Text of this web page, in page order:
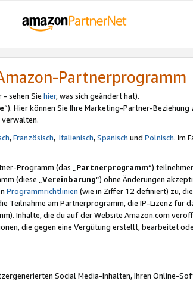
Partnerprogramm
sehen Sie hier, was sich geändert hat).
“). Hier können Sie Ihre Marketing-Partner-Beziehung
verwalten.
,Französisch, Italienisch,Spanisch und Polnisch. Im
Programm (das „Partnerprogramm“)
(diese „Vereinbarung“) ohne Änderungen
Programmrichtlinien (wie in Ziffer 12 definiert) zu,
Teilnahme am Partnerprogramm, die IP-Lizenz für
Inhalte, die du auf der Website Amazon.com
die gegen eine Vergütung erstellt, bearbeitet
Social Media-Inhalten, Ihren Online-